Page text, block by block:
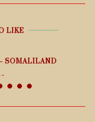
LIKE
SOMALILAND